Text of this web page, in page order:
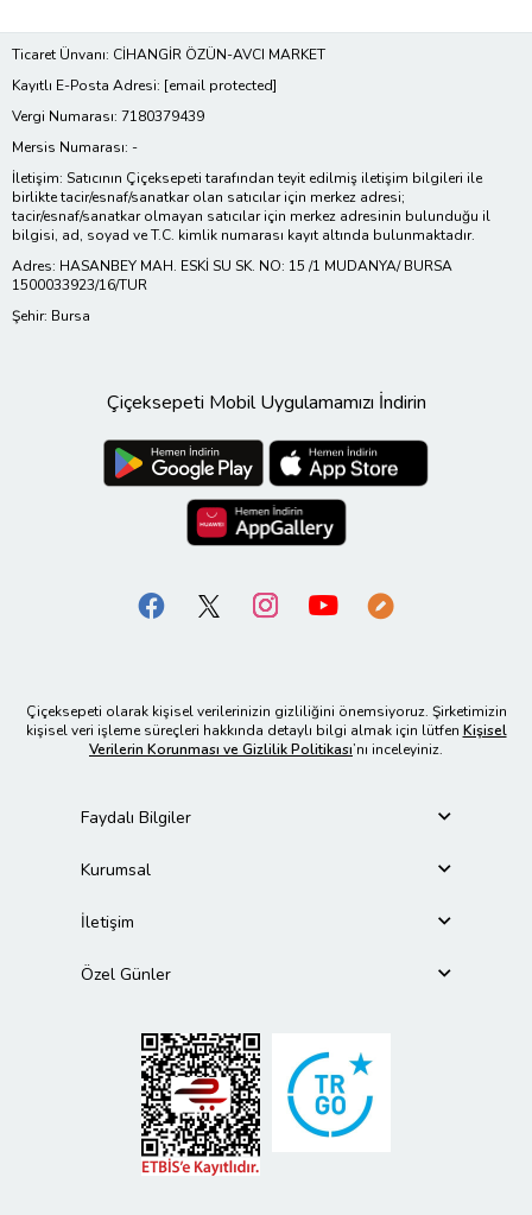
Ticaret Ünvanı: CİHANGİR ÖZÜN-AVCI MARKET
Kayıtlı E-Posta Adresi: [email protected]
Vergi Numarası: 7180379439
Mersis Numarası: -
İletişim: Satıcının Çiçeksepeti tarafından teyit edilmiş iletişim bilgileri ile
birlikte tacir/esnaf/sanatkar olan satıcılar için merkez adresi;
tacir/esnaf/sanatkar olmayan satıcılar için merkez adresinin bulunduğu il
bilgisi, ad, soyad ve T.C. kimlik numarası kayıt altında bulunmaktadır.
Adres: HASANBEY MAH. ESKİ SU SK. NO: 15 /1 MUDANYA/ BURSA
1500033923/16/TUR
Şehir: Bursa
Çiçeksepeti Mobil Uygulamamızı İndirin
Çiçeksepeti olarak kişisel verilerinizin gizliliğini önemsiyoruz. Şirketimizin
kişisel veri işleme süreçleri hakkında detaylı bilgi almak için lütfen Kişisel
Verilerin Korunması ve Gizlilik Politikası’nı inceleyiniz.
Faydalı Bilgiler
Kurumsal
İletişim
Özel Günler